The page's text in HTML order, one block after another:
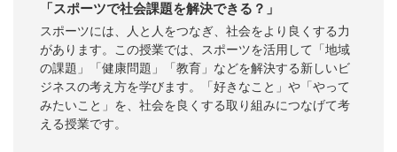
「スポーツで社会課題を解決できる？」
スポーツには、人と人をつなぎ、社会をより良くする力
があります。この授業では、スポーツを活用して「地域
の課題」「健康問題」「教育」などを解決する新しいビ
ジネスの考え方を学びます。「好きなこと」や「やって
みたいこと」を、社会を良くする取り組みにつなげて考
える授業です。